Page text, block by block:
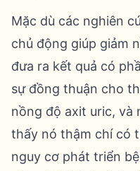
Mặc dù các nghiên
chủ động giúp giảm
đưa ra kết quả có
sự đồng thuận cho
nồng độ axit uric, và
thấy nó thậm chí có
nguy cơ phát triển